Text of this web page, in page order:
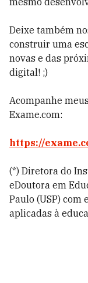
Deixe também
construir uma
novas e das
digital! ;)
Acompanhe
Exame.com:
https://
(*) Diretora do
eDoutora em
Paulo (USP) com
aplicadas à